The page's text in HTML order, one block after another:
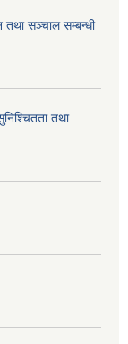
तथा सञ्चाल सम्बन्धी
तथा